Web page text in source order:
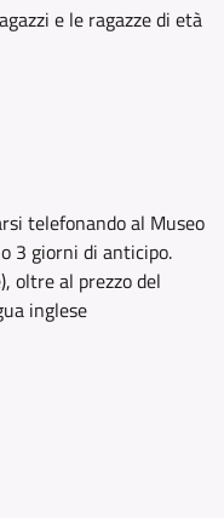
e le ragazze di età
telefonando al Museo
3 giorni di anticipo.
oltre al prezzo del
inglese